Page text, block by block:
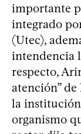
importante
integrado
(Utec),
intendencia
respecto,
atención”
la
organismo